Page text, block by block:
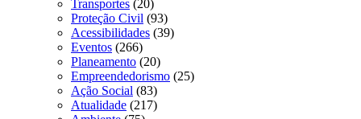
Transportes (20)
Proteção Civil (93)
Acessibilidades (39)
Eventos (266)
Planeamento (20)
Empreendedorismo (25)
Ação Social (83)
Atualidade (217)